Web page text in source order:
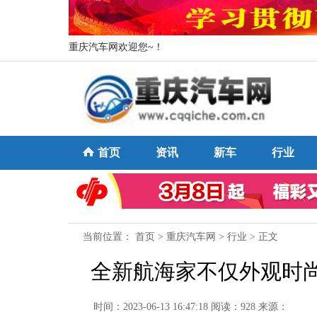
重庆汽车网欢迎您~！
首页 资讯 新车 行业
当前位置： 首页 > 重庆汽车网 > 行业 > 正文
全新航海家不仅外观时
时间：2023-06-13 16:47:18 阅读：928 来源：